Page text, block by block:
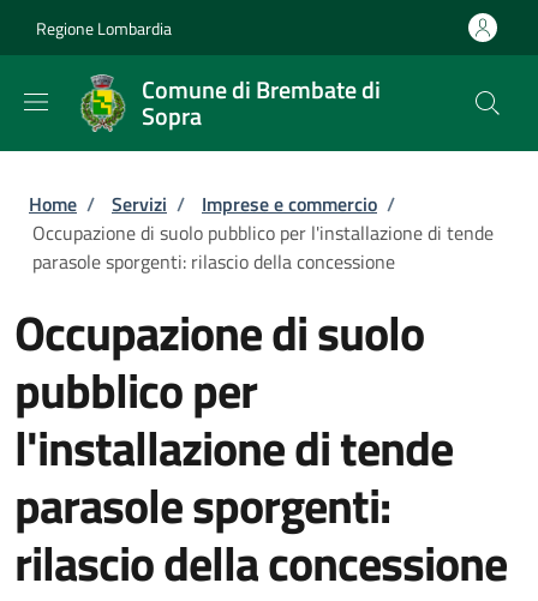
Regione Lombardia
Comune di Brembate di
Sopra
Briciole di pane
Home / Servizi / Imprese e commercio /
Occupazione di suolo pubblico per l'installazione di tende
parasole sporgenti: rilascio della concessione
Occupazione di suolo
pubblico per
l'installazione di tende
parasole sporgenti:
rilascio della concessione